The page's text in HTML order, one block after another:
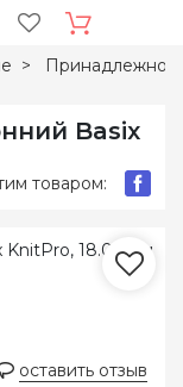
Basix
товаром:
оставить отзыв